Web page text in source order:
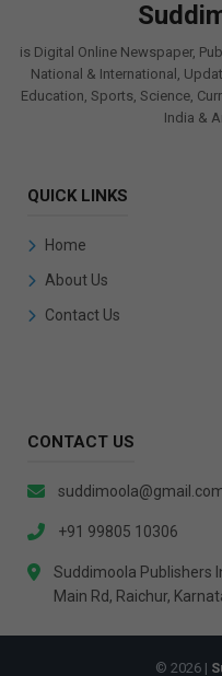
is Digital Online Newspaper,
National & International,
Education, Sports, Science,
India &
QUICK LINKS
Home
About Us
Contact Us
CONTACT US
+91 99805 10306
Suddimoola Publishers
Main Rd, Raichur,
© 2026 |